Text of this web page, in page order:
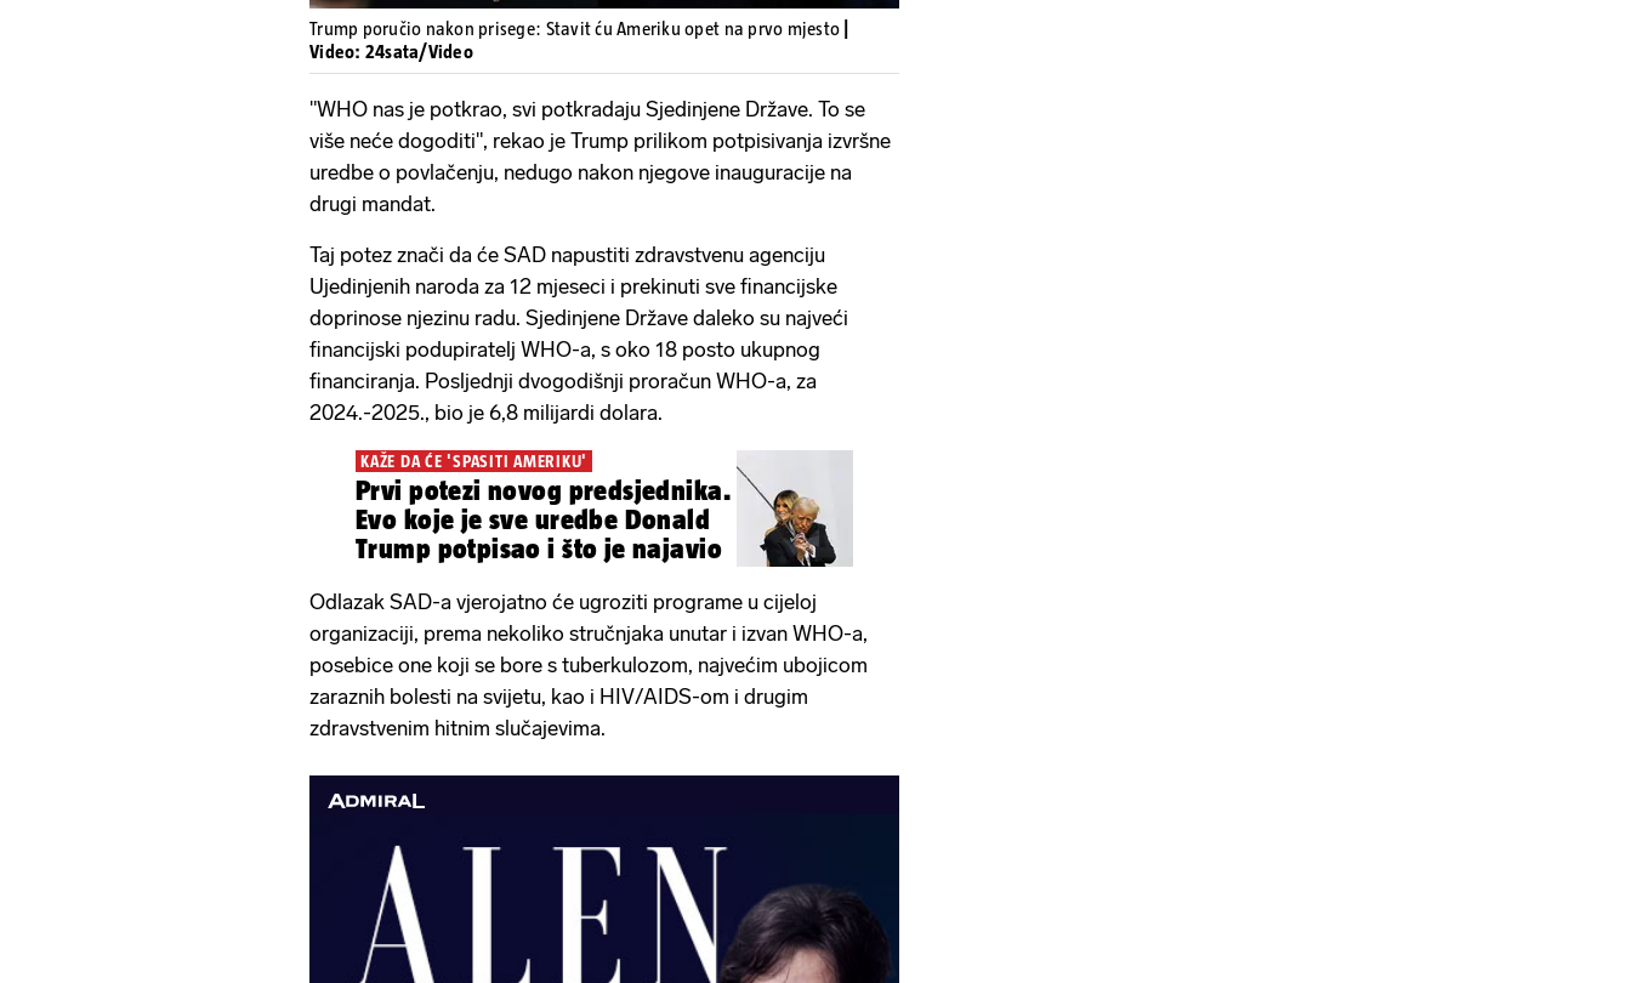
Trump poručio nakon prisege: Stavit ću Ameriku opet na prvo mjesto
Video: 24sata/Video
"WHO nas je potkrao, svi potkradaju Sjedinjene Države. To se
više neće dogoditi", rekao je Trump prilikom potpisivanja izvršne
uredbe o povlačenju, nedugo nakon njegove inauguracije na
drugi mandat.
Taj potez znači da će SAD napustiti zdravstvenu agenciju
Ujedinjenih naroda za 12 mjeseci i prekinuti sve financijske
doprinose njezinu radu. Sjedinjene Države daleko su najveći
financijski podupiratelj WHO-a, s oko 18 posto ukupnog
financiranja. Posljednji dvogodišnji proračun WHO-a, za
2024.-2025., bio je 6,8 milijardi dolara.
KAŽE DA ĆE 'SPASITI AMERIKU'
Prvi potezi novog predsjednika.
Evo koje je sve uredbe Donald
Trump potpisao i što je najavio
Odlazak SAD-a vjerojatno će ugroziti programe u cijeloj
organizaciji, prema nekoliko stručnjaka unutar i izvan WHO-a,
posebice one koji se bore s tuberkulozom, najvećim ubojicom
zaraznih bolesti na svijetu, kao i HIV/AIDS-om i drugim
zdravstvenim hitnim slučajevima.